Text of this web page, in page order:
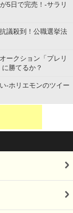
5日で完売！-サラリ
議殺到！公職選挙法
ークション「プレリ
勝てるか？
-ホリエモンのツイー